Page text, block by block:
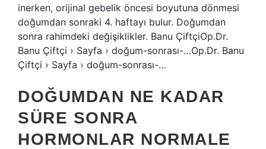
inerken, orijinal gebelik öncesi boyutuna dönmesi
doğumdan sonraki 4. haftayı bulur. Doğumdan
sonra rahimdeki değişiklikler. Banu ÇiftçiOp.Dr.
Banu Çiftçi › Sayfa › doğum-sonrası-…Op.Dr. Banu
Çiftçi › Sayfa › doğum-sonrası-…
DOĞUMDAN NE KADAR
SÜRE SONRA
HORMONLAR NORMALE